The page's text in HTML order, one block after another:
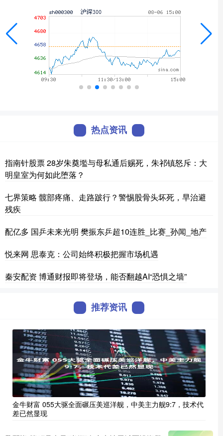
热点资讯
指南针股票 28岁朱奠壏与母私通后赐死，朱祁镇怒斥：大
明皇室为何如此堕落？
七界策略 髋部疼痛、走路跛行？警惕股骨头坏死，早治避
残疾
配亿多 国乒未来光明 樊振东乒超10连胜_比赛_孙闻_地产
悦来网 思泰克：公司始终积极把握市场机遇
秦安配资 博通财报即将登场，能否翻越AI“恐惧之墙”
推荐资讯
金牛财富 055大驱全面碾压美巡洋舰，中美主力舰9:7，技术代
差已然显现